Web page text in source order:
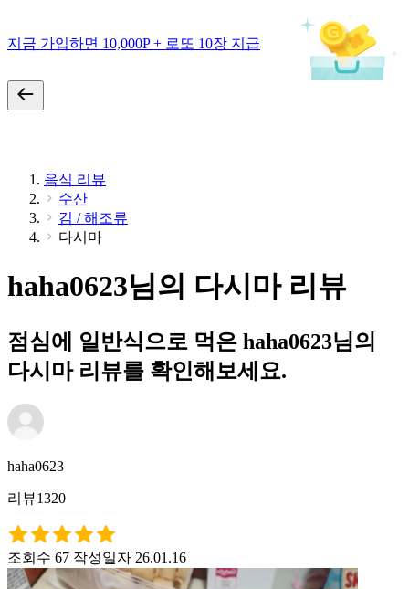
지금 가입하면 10,000P + 로또 10장 지급
음식 리뷰
수산
김 / 해조류
다시마
haha0623님의 다시마 리뷰
점심에 일반식으로 먹은 haha0623님의
다시마 리뷰를 확인해보세요.
haha0623
리뷰1320
조회수 67 작성일자 26.01.16